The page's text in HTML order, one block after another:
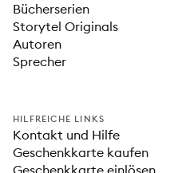
Bücherserien
Storytel Originals
Autoren
Sprecher
HILFREICHE LINKS
Kontakt und Hilfe
Geschenkkarte kaufen
Geschenkkarte einlösen